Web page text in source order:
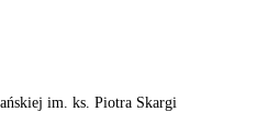
im. ks. Piotra Skargi